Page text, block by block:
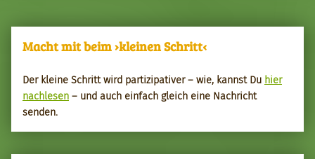
Macht mit beim ›kleinen Schritt‹
Der kleine Schritt wird par­tizipa­tiv­er – wie, kannst Du hier
nach­le­sen – und auch ein­fach gle­ich eine Nachricht
senden.